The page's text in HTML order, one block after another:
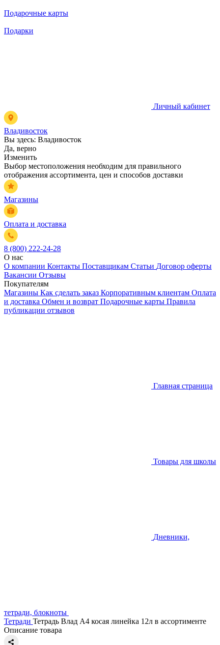
Подарочные карты
Подарки
Личный кабинет
Владивосток
Вы здесь: Владивосток
Да, верно
Изменить
Выбор местоположения необходим для правильного
отображения ассортимента, цен и способов доставки
Магазины
Оплата и доставка
8 (800) 222-24-28
О нас
О компании Контакты Поставщикам Статьи Договор оферты
Вакансии Отзывы
Покупателям
Магазины Как сделать заказ Корпоративным клиентам Оплата
и доставка Обмен и возврат Подарочные карты Правила
публикации отзывов
Главная страница
Товары для школы
Дневники,
тетради, блокноты
Тетради Тетрадь Влад А4 косая линейка 12л в ассортименте
Описание товара